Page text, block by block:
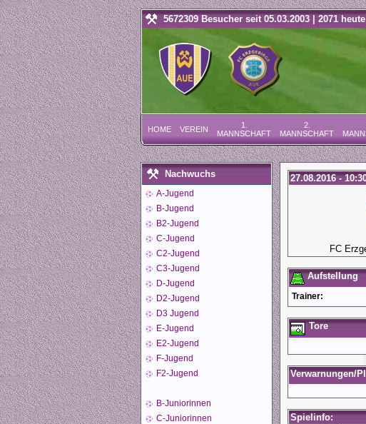
5672309 Besucher seit 05.03.2003 | 2071
HOME VEREIN
1.
MANNSCHAFT
2.
MANNSCHAFT
Nachwuchs
A-Jugend
B-Jugend
B2-Jugend
C-Jugend
C2-Jugend
C3-Jugend
D-Jugend
D2-Jugend
D3 Jugend
E-Jugend
E2-Jugend
F-Jugend
F2-Jugend
B-Juniorinnen
C-Juniorinnen
27.08.2016 -
FC
Aufstellung
Trainer:
Tore
Verwarnungen/
Spielinfo: